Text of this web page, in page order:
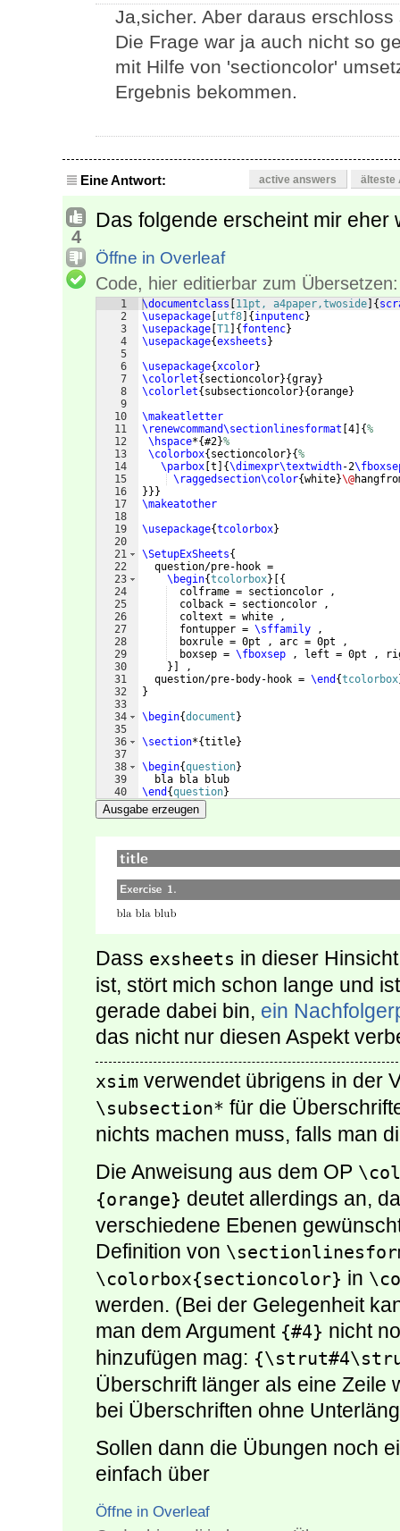
Ja,sicher. Aber daraus
Die Frage war ja auch nicht so
mit Hilfe von 'sectioncolor'
Ergebnis bekommen.
Eine Antwort: active answers älteste
4
Das folgende erscheint mir eher
Öffne in Overleaf
Code, hier editierbar zum Übersetzen:
1
2
3
4
5
6
7
8
9
10
11
12
13
14
15
16
17
18
19
20
21
22
23
24
25
26
27
28
29
30
31
32
33
34
35
36
37
38
39
40
41
\documentclass 11pt, a4paper,twoside {
\usepackage utf8 { inputenc}
\usepackage T1 { fontenc}
\usepackage{exsheets }
\usepackage{xcolor}
\colorlet{ sectioncolor}{gray}
\colorlet{ subsectioncolor}{orange}
\makeatletter
\renewcommand\sectionlinesformat 4 {%
\hspace*{#2}%
\colorbox{ sectioncolor}{%
\parbox t {\dimexpr\textwidth-2
\raggedsection\color{white}\@
}}}
\makeatother
\usepackage{tcolorbox}
\SetupExSheets{
  question/pre-hook =
\begin{tcolorbox} [{
  colframe = sectioncolor ,
  colback = sectioncolor ,
  coltext = white ,
  fontupper =
\sffamily ,
  boxrule = 0pt , arc = 0pt ,
  boxsep =
\fboxsep , left = 0pt ,
}]
,
  question/pre-body-hook =
\end {tcolorbox
}
\begin{document }
\section*{title}
\begin{question}
  bla bla blub
\end {question}
Ausgabe erzeugen
Dass exsheets in dieser
ist, stört mich schon lange und
gerade dabei bin, ein
das nicht nur diesen Aspekt
xsim verwendet übrigens in der
\subsection* für die
nichts machen muss, falls man
Die Anweisung aus dem OP
{orange} deutet allerdings an,
verschiedene Ebenen
Definition von
\colorbox{sectioncolor} in
werden. (Bei der Gelegenheit
man dem Argument {#4} nicht
hinzufügen mag:
Überschrift länger als eine
bei Überschriften ohne
Sollen dann die Übungen noch
einfach über
Öffne in Overleaf